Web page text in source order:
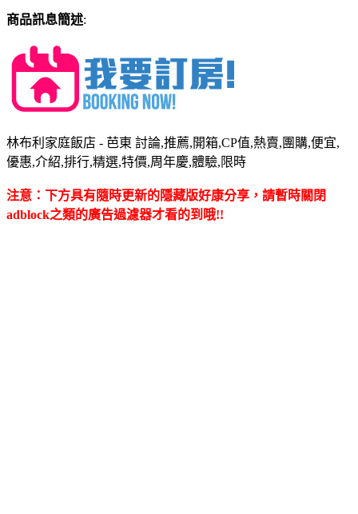
商品訊息簡述:
林布利家庭飯店 - 芭東 討論,推薦,開箱,CP值,熱賣,團購,便宜,
優惠,介紹,排行,精選,特價,周年慶,體驗,限時
注意：下方具有隨時更新的隱藏版好康分享，請暫時關閉
adblock之類的廣告過濾器才看的到哦!!